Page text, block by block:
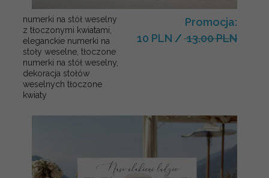
numerki na stół weselny
z tłoczonymi kwiatami,
eleganckie numerki na
stoły weselne, tłoczone
numerki na stół weselny,
dekoracja stołów
weselnych tłoczone
kwiaty
Promocja:
10 PLN / 13.00 PLN